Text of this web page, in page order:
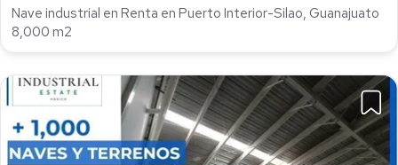
Nave industrial en Renta en Puerto Interior-Silao, Guanajuato
8,000 m2